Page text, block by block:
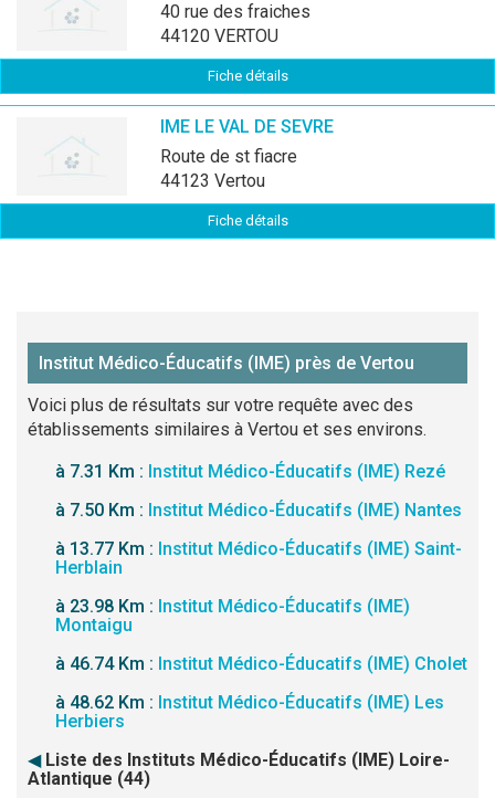
40 rue des fraiches
44120 VERTOU
Fiche détails
IME LE VAL DE SEVRE
route de st fiacre
44123 Vertou
Fiche détails
Institut Médico-Éducatifs (IME) près de Vertou
Voici plus de résultats sur votre requête avec des
établissements similaires à Vertou et ses environs.
à 7.31 Km : Institut Médico-Éducatifs (IME) Rezé
à 7.50 Km : Institut Médico-Éducatifs (IME) Nantes
à 13.77 Km : Institut Médico-Éducatifs (IME) Saint-
Herblain
à 23.98 Km : Institut Médico-Éducatifs (IME)
Montaigu
à 46.74 Km : Institut Médico-Éducatifs (IME) Cholet
à 48.62 Km : Institut Médico-Éducatifs (IME) Les
Herbiers
◀ Liste des Instituts Médico-Éducatifs (IME) Loire-
Atlantique (44)